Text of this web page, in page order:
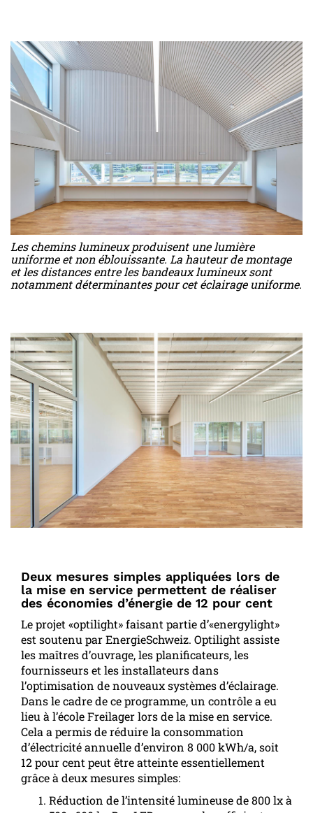
Les chemins lumineux produisent une lumière
uniforme et non éblouissante. La hauteur de montage
et les distances entre les bandeaux lumineux sont
notamment déterminantes pour cet éclairage uniforme.
Deux mesures simples appliquées lors de
la mise en service permettent de réaliser
des économies d’énergie de 12 pour cent
Le projet «optilight» faisant partie d’«energylight»
est soutenu par EnergieSchweiz. Optilight assiste
les maîtres d’ouvrage, les planificateurs, les
fournisseurs et les installateurs dans
l’optimisation de nouveaux systèmes d’éclairage.
Dans le cadre de ce programme, un contrôle a eu
lieu à l’école Freilager lors de la mise en service.
Cela a permis de réduire la consommation
d’électricité annuelle d’environ 8 000 kWh/a, soit
12 pour cent peut être atteinte essentiellement
grâce à deux mesures simples:
Réduction de l’intensité lumineuse de 800 lx à